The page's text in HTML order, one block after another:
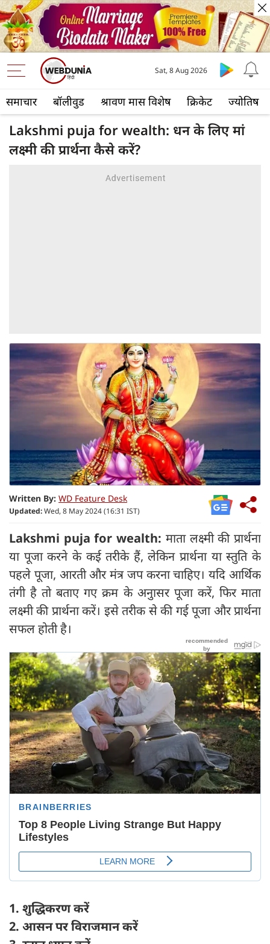
समाचार बॉलीवुड श्रावण मास विशेष क्रिकेट ज्योतिष
Sat, 8 Aug 2026
Lakshmi puja for wealth: धन के लिए मां
लक्ष्मी की प्रार्थना कैसे करें?
Written By: WD Feature Desk
Updated:Wed, 8 May 2024 (16:31 IST)
Lakshmi puja for wealth: माता लक्ष्मी की प्रार्थना
या पूजा करने के कई तरीके हैं, लेकिन प्रार्थना या स्तुति के
पहले पूजा, आरती और मंत्र जप करना चाहिए। यदि आर्थिक
तंगी है तो बताए गए क्रम के अनुासर पूजा करें, फिर माता
लक्ष्मी की प्रार्थना करें। इसे तरीक से की गई पूजा और प्रार्थना
सफल होती है।
1. शुद्धिकरण करें
2. आसन पर विराजमान करें